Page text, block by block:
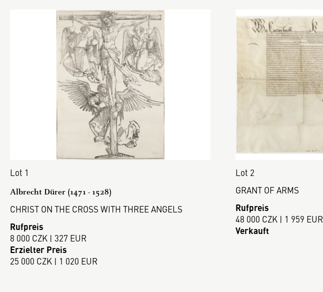
Lot 1
Albrecht Dürer (1471 - 1528)
CHRIST ON THE CROSS WITH THREE ANGELS
Rufpreis
8 000 CZK | 327 EUR
Erzielter Preis
25 000 CZK | 1 020 EUR
Lot 2
GRANT OF ARMS
Rufpreis
48 000 CZK | 1 959 EUR
Verkauft